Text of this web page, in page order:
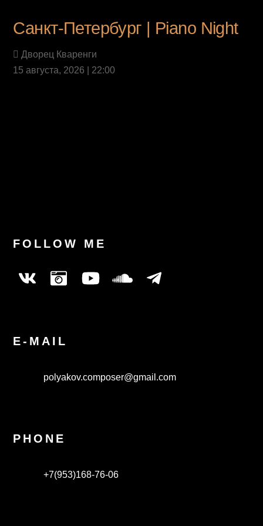
Санкт-Петербург | Piano Night
Дворец Кваренги
15 августа, 2026 | 22:00
FOLLOW ME
E-MAIL
polyakov.composer@gmail.com
PHONE
+7(953)168-76-06